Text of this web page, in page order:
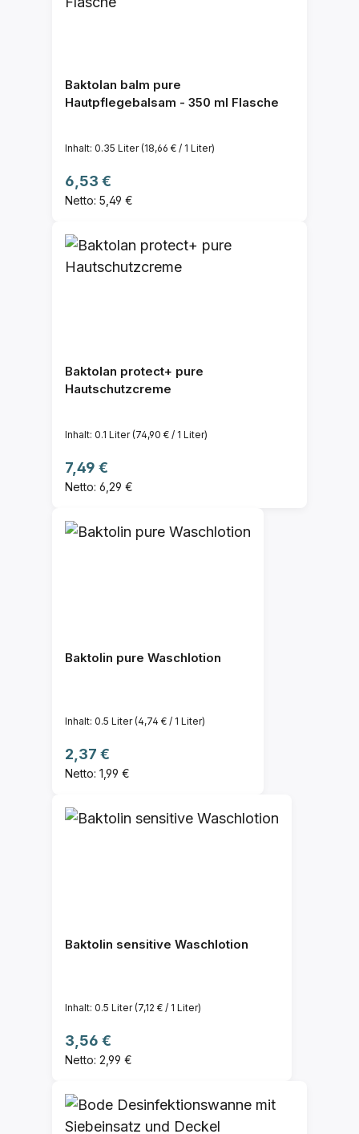
Baktolan balm pure
Hautpflegebalsam - 350 ml Flasche
Inhalt: 0.35 Liter(18,66 € / 1 Liter)
Regulärer Preis:
6,53 €
Netto: 5,49 €
Baktolan protect+ pure
Hautschutzcreme
Inhalt: 0.1 Liter(74,90 € / 1 Liter)
Regulärer Preis:
7,49 €
Netto: 6,29 €
Baktolin pure Waschlotion
Inhalt: 0.5 Liter(4,74 € / 1 Liter)
Regulärer Preis:
2,37 €
Netto: 1,99 €
Baktolin sensitive Waschlotion
Inhalt: 0.5 Liter(7,12 € / 1 Liter)
Regulärer Preis:
3,56 €
Netto: 2,99 €